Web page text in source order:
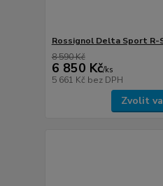
Rossignol Delta Sport R-
8 590 Kč
6 850 Kč/ks
5 661 Kč bez DPH
Zvolit